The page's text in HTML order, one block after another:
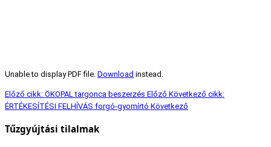
Unable to display PDF file. Download instead.
Előző cikk: ÖKOPAL targonca beszerzés Előző Következő cikk:
ÉRTÉKESÍTÉSI FELHÍVÁS forgó-gyomírtó Következő
Tűzgyújtási tilalmak